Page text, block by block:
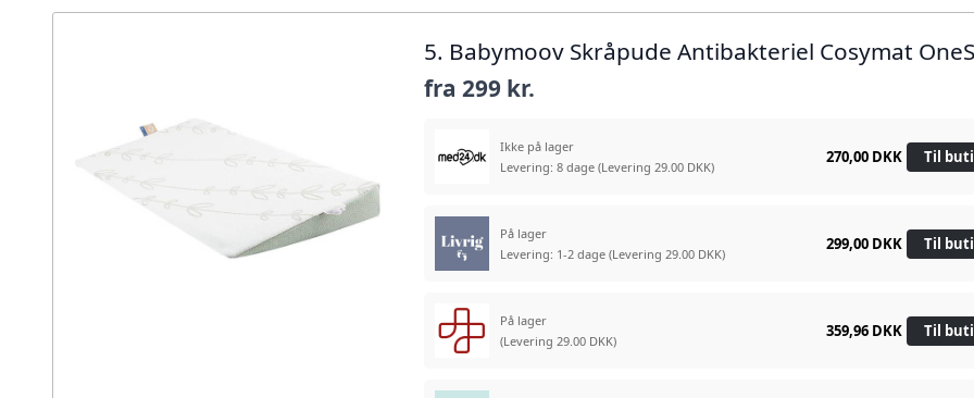
5. Babymoov Skråpude Antibakteriel Cosymat
fra299 kr.
Ikke på lager
Levering: 8 dage(Levering 29.00 DKK)
270,00 DKK Til
På lager
Levering: 1-2 dage(Levering 29.00 DKK)
299,00 DKK Til
På lager
(Levering 29.00 DKK)
359,96 DKK Til